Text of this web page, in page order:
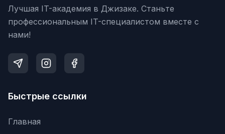
Лучшая IT-академия в Джизаке. Станьте
профессиональным IT-специалистом вместе с
нами!
Быстрые ссылки
Главная